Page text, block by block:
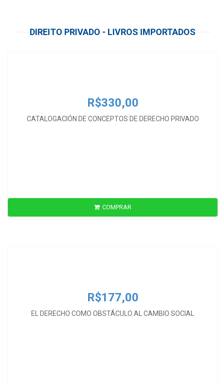
DIREITO PRIVADO - LIVROS IMPORTADOS
R$330,00
CATALOGACIÓN DE CONCEPTOS DE DERECHO PRIVADO
R$330,00
COMPRAR
R$177,00
EL DERECHO COMO OBSTÁCULO AL CAMBIO SOCIAL
R$177,00